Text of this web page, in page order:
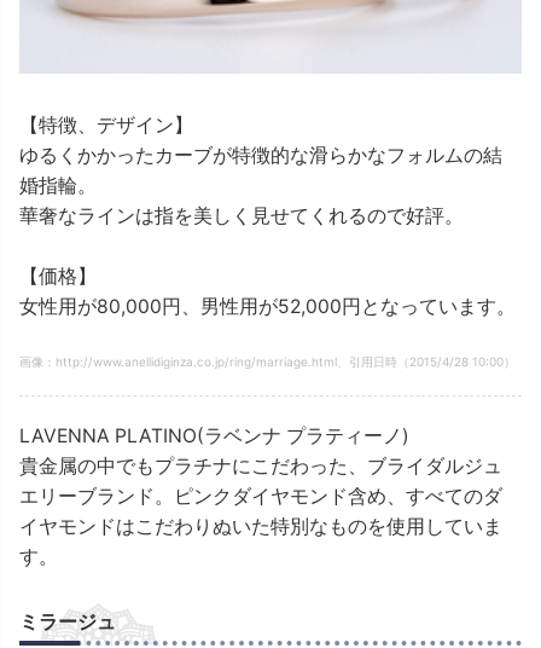
【特徴、デザイン】
ゆるくかかったカーブが特徴的な滑らかなフォルムの結
婚指輪。
華奢なラインは指を美しく見せてくれるので好評。
【価格】
女性用が80,000円、男性用が52,000円となっています。
画像：http://www.anellidiginza.co.jp/ring/marriage.html、引用日時（2015/4/28 10:00）
LAVENNA PLATINO(ラベンナ プラティーノ)
貴金属の中でもプラチナにこだわった、ブライダルジュ
エリーブランド。ピンクダイヤモンド含め、すべてのダ
イヤモンドはこだわりぬいた特別なものを使用していま
す。
ミラージュ